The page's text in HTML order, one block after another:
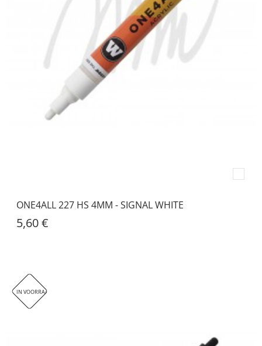
ONE4ALL 227 HS 4MM - SIGNAL WHITE
5,60 €
IN VOORRAAD